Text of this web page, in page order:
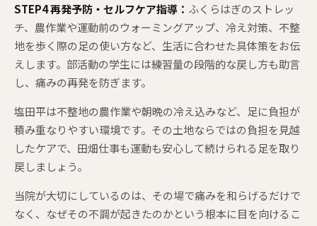
STEP4 再発予防・セルフケア指導： ふくらはぎのストレッ
チ、農作業や運動前のウォーミングアップ、冷え対策、不整
地を歩く際の足の使い方など、生活に合わせた具体策をお伝
えします。部活動の学生には練習量の段階的な戻し方も助言
し、痛みの再発を防ぎます。
塩田平は不整地の農作業や朝晩の冷え込みなど、足に負担が
積み重なりやすい環境です。その土地ならではの負担を見越
したケアで、田畑仕事も運動も安心して続けられる足を取り
戻しましょう。
当院が大切にしているのは、その場で痛みを和らげるだけで
なく、なぜその不調が起きたのかという根本に目を向けるこ